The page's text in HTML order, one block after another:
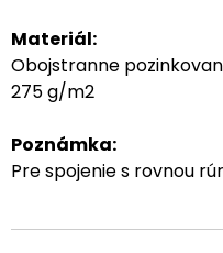
Materiál:
Obojstranne
275 g/m2
Poznámka:
Pre spojenie s rovnou